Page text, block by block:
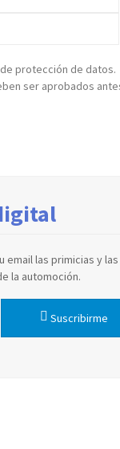
protección de datos.
ser aprobados
email las primicias y
la automoción.
Suscribirme